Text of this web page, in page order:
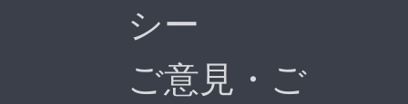
シー
ご意見・ご